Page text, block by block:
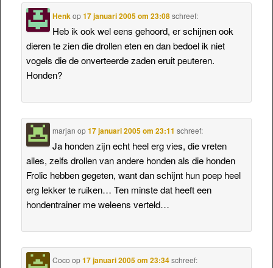
Henkop17 januari 2005 om 23:08 schreef:
Heb ik ook wel eens gehoord, er schijnen ook
dieren te zien die drollen eten en dan bedoel ik niet
vogels die de onverteerde zaden eruit peuteren.
Honden?
marjan op17 januari 2005 om 23:11 schreef:
Ja honden zijn echt heel erg vies, die vreten
alles, zelfs drollen van andere honden als die honden
Frolic hebben gegeten, want dan schijnt hun poep heel
erg lekker te ruiken… Ten minste dat heeft een
hondentrainer me weleens verteld…
Coco op17 januari 2005 om 23:34 schreef: